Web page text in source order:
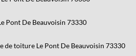
Pont De Beauvoisin 73330
de toiture Le Pont De Beauvoisin 73330